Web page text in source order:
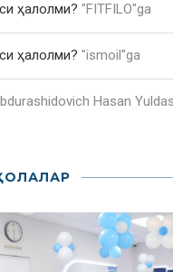
ҳалолми? "FITFILO"ga
ҳалолми? "ismoil"ga
Hasan